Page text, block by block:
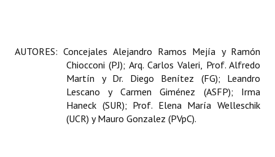
AUTORES: Concejales Alejandro Ramos Mejía y Ramón
Chiocconi (PJ); Arq. Carlos Valeri, Prof. Alfredo
Martín y Dr. Diego Benítez (FG); Leandro
Lescano y Carmen Giménez (ASFP); Irma
Haneck (SUR); Prof. Elena María Welleschik
(UCR) y Mauro Gonzalez (PVpC).